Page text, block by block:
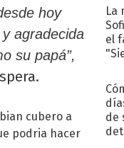
hoy
agradecida
su papá”,
La
el
de